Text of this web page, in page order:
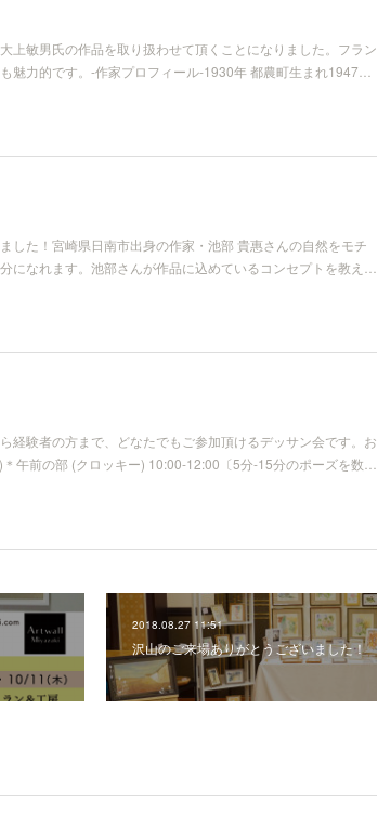
上敏男氏の作品を取り扱わせて頂くことになりました。フラン
力的です。 -作家プロフィール- 1930年 都農町生まれ 1947…
た！宮崎県日南市出身の作家・池部 貴惠さんの 自然をモチ
なれます。 池部さんが作品に込めているコンセプトを 教え…
験者の方まで、 どなたでもご参加頂けるデッサン会です。 お
午前の部 (クロッキー) 10:00-12:00 〔5分-15分のポーズを数…
2018.08.27 11:51
沢山のご来場ありがとうございました！